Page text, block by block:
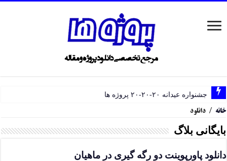
جشنواره عیدانه ۲۰-۲۰-۲۰ پروژه ها
خانه / دانلود
بایگانی بلاگ
دانلود پاورپوینت دو رگه گیری در ماهیان